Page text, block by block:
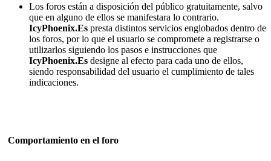
Los foros están a disposición del público gratuitamente, salvo
que en alguno de ellos se manifestara lo contrario.
IcyPhoenix.Es presta distintos servicios englobados dentro de
los foros, por lo que el usuario se compromete a registrarse o
utilizarlos siguiendo los pasos e instrucciones que
IcyPhoenix.Es designe al efecto para cada uno de ellos,
siendo responsabilidad del usuario el cumplimiento de tales
indicaciones.
Comportamiento en el foro